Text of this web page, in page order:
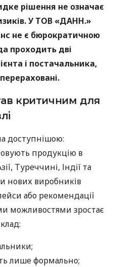
рішення не означає
У ТОВ «ДАНН.»
не є бюрократичною
проходить дві
і постачальника,
критичним для
доступнішою:
продукцію в
Туреччині, Індії та
нових виробників
або рекомендації
можливостями зростає
лише формально;